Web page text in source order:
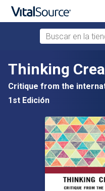
Saltar al contenido principal
Buscar en la
Thinking
Critique from the
1st Edición